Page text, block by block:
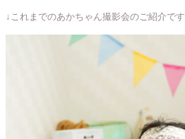
↓これまでのあかちゃん撮影会のご紹介です